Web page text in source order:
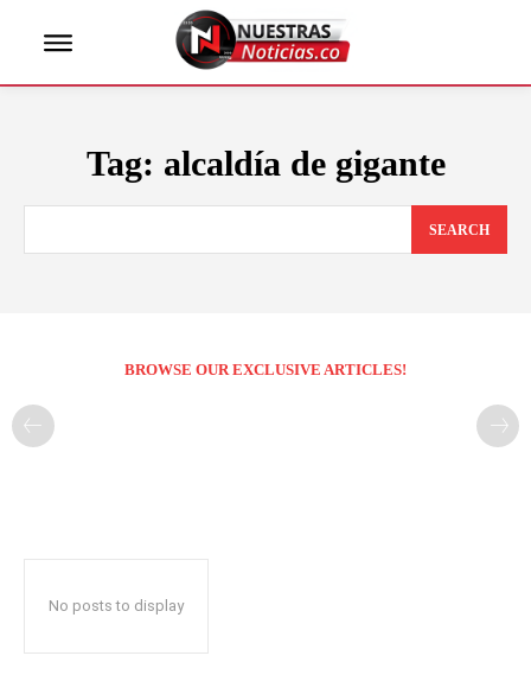
Tag: alcaldía de gigante
SEARCH
BROWSE OUR EXCLUSIVE ARTICLES!
No posts to display